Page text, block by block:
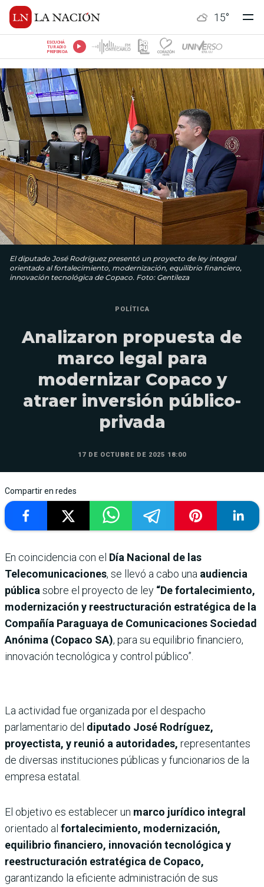
15°
ESCUCHÁ
TU RADIO
PREFERIDA
El diputado José Rodríguez presentó un proyecto de ley integral
orientado al fortalecimiento, modernización, equilibrio financiero,
innovación tecnológica de Copaco. Foto: Gentileza
POLÍTICA
Analizaron propuesta de
marco legal para
modernizar Copaco y
atraer inversión público-
privada
17 DE OCTUBRE DE 2025 18:00
Compartir en redes
En coincidencia con el Día Nacional de las
Telecomunicaciones, se llevó a cabo una audiencia
pública sobre el proyecto de ley “De fortalecimiento,
modernización y reestructuración estratégica de la
Compañía Paraguaya de Comunicaciones Sociedad
Anónima (Copaco SA), para su equilibrio financiero,
innovación tecnológica y control público”.
La actividad fue organizada por el despacho
parlamentario del diputado José Rodríguez,
proyectista, y reunió a autoridades, representantes
de diversas instituciones públicas y funcionarios de la
empresa estatal.
El objetivo es establecer un marco jurídico integral
orientado al fortalecimiento, modernización,
equilibrio financiero, innovación tecnológica y
reestructuración estratégica de Copaco,
garantizando la eficiente administración de sus